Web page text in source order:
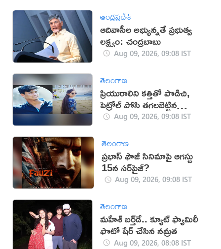
ఆంధ్రప్రదేశ్
ఆదివాసీల అభ్యున్నతే ప్రభుత్వ
లక్ష్యం: చంద్రబాబు
Aug 09, 2026, 09:08 IST
తెలంగాణ
ప్రియురాలిని కత్తితో పొడిచి,
పెట్రోల్ పోసి తగలబెట్టిన
ప్రియుడు!
Aug 09, 2026, 09:08 IST
తెలంగాణ
ప్రభాస్ ఫౌజీ సినిమాపై ఆగస్టు
15న సర్‌ప్రైజ్?
Aug 09, 2026, 09:08 IST
తెలంగాణ
మహేశ్‌ బర్త్‌డే.. క్యూట్‌ ఫ్యామిలీ
ఫొటో షేర్ చేసిన నమ్రత
Aug 09, 2026, 08:08 IST